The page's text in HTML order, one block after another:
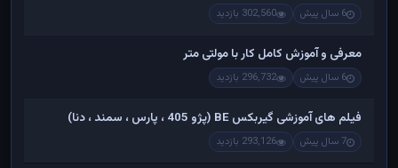
6 سال پیش 302,560 بازدید
معرفی و آموزش کامل کار با مولتی متر
6 سال پیش 296,732 بازدید
فیلم های آموزشی گیربکس BE (پژو 405 ، پارس ، سمند ، دنا)
7 سال پیش 293,126 بازدید